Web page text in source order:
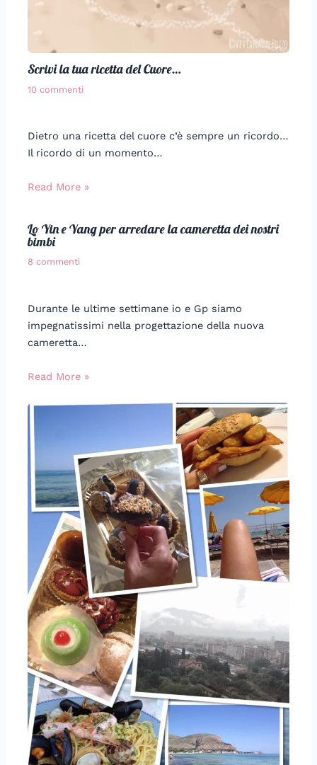
Scrivi la tua ricetta del Cuore…
10 commenti
Dietro una ricetta del cuore c’è sempre un ricordo…
Il ricordo di un momento…
Read More »
Lo Yin e Yang per arredare la cameretta dei nostri
bimbi
8 commenti
Durante le ultime settimane io e Gp siamo
impegnatissimi nella progettazione della nuova
cameretta…
Read More »